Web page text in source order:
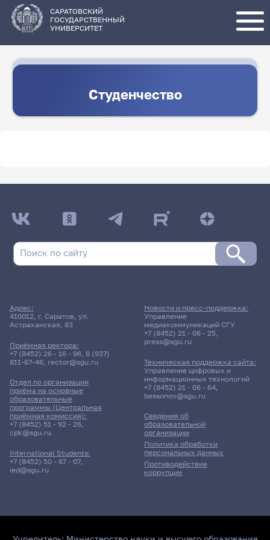
основному
содержанию
САРАТОВСКИЙ
ГОСУДАРСТВЕННЫЙ
УНИВЕРСИТЕТ
Студенчество
Адрес:
410012, г. Саратов, ул.
Астраханская, 83
Приёмная ректора:
+7 (8452) 26 - 16 - 96, 8 (937)
811-67-46, rector@sgu.ru
Отдел по организации
приёма на основные
образовательные
программы (Центральная
приёмная комиссия):
+7 (8452) 51 - 92 - 26,
cpk@sgu.ru
International Students:
+7 (8452) 50 - 87 - 07,
ied@sgu.ru
Сведения об
образовательной
организации
Политика обработки
персональных данных
Противодействие
коррупции
Новости и пресс-поддержка:
Управление
медиакоммуникаций СГУ
+7 (8452) 21 - 06 - 25,
press@sgu.ru
Техническая поддержка сайта:
Управление цифровых и
информационных технологий
+7 (8452) 21 - 06 - 64,
bessonov@sgu.ru